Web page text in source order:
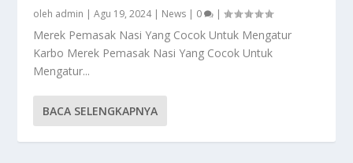
oleh admin |Agu 19, 2024| News | 0 |
Merek Pemasak Nasi Yang Cocok Untuk Mengatur
Karbo Merek Pemasak Nasi Yang Cocok Untuk
Mengatur...
BACA SELENGKAPNYA